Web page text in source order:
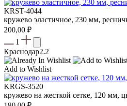
KRST-4044
кружево эластичное, 230 мм,
200,00 ₽
1
Краснодар2.2
Add to Wishlist
KRGS-3520
кружево на жесткой сетке, 120 мм,